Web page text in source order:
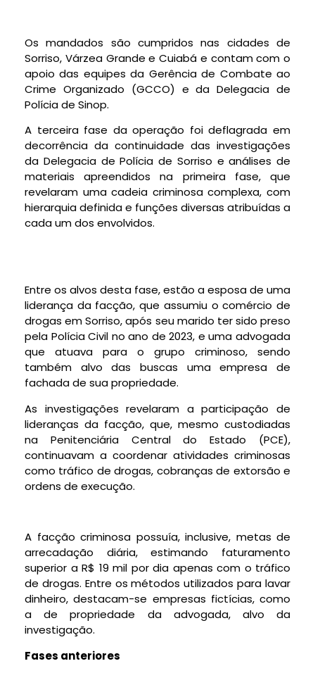
Os mandados são cumpridos nas cidades de
Sorriso, Várzea Grande e Cuiabá e contam com o
apoio das equipes da Gerência de Combate ao
Crime Organizado (GCCO) e da Delegacia de
Polícia de Sinop.
A terceira fase da operação foi deflagrada em
decorrência da continuidade das investigações
da Delegacia de Polícia de Sorriso e análises de
materiais apreendidos na primeira fase, que
revelaram uma cadeia criminosa complexa, com
hierarquia definida e funções diversas atribuídas a
cada um dos envolvidos.
Entre os alvos desta fase, estão a esposa de uma
liderança da facção, que assumiu o comércio de
drogas em Sorriso, após seu marido ter sido preso
pela Polícia Civil no ano de 2023, e uma advogada
que atuava para o grupo criminoso, sendo
também alvo das buscas uma empresa de
fachada de sua propriedade.
As investigações revelaram a participação de
lideranças da facção, que, mesmo custodiadas
na Penitenciária Central do Estado (PCE),
continuavam a coordenar atividades criminosas
como tráfico de drogas, cobranças de extorsão e
ordens de execução.
A facção criminosa possuía, inclusive, metas de
arrecadação diária, estimando faturamento
superior a R$ 19 mil por dia apenas com o tráfico
de drogas. Entre os métodos utilizados para lavar
dinheiro, destacam-se empresas fictícias, como
a de propriedade da advogada, alvo da
investigação.
Fases anteriores